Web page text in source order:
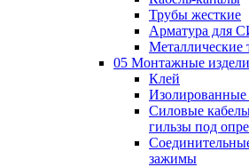
Трубы жесткие
Арматура для
Металлические
05 Монтажные
Клей
Изолированные
Силовые
гильзы под
зажимы